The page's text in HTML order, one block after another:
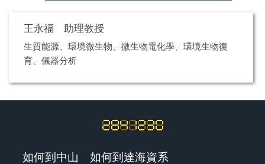
王永福 助理教授
生質能源、環境微生物、微生物電化學、環境生物復
育、儀器分析
如何到中山 如何到達海資系